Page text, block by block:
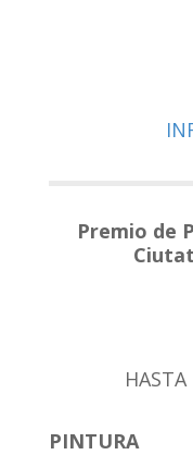
Premio de
HASTA
PINTURA